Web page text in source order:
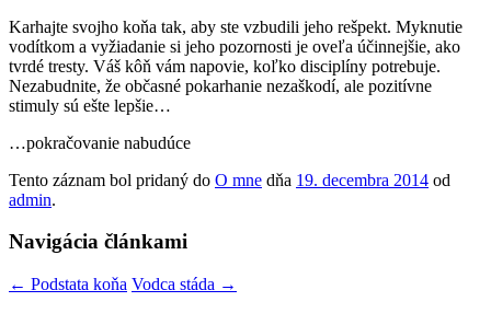
Karhajte svojho koňa tak, aby ste vzbudili jeho rešpekt. Myknutie
vodítkom a vyžiadanie si jeho pozornosti je oveľa účinnejšie, ako
tvrdé tresty. Váš kôň vám napovie, koľko disciplíny potrebuje.
Nezabudnite, že občasné pokarhanie nezaškodí, ale pozitívne
stimuly sú ešte lepšie…
…pokračovanie nabudúce
Tento záznam bol pridaný do O mne dňa 19. decembra 2014 od
admin.
Navigácia článkami
← Podstata koňa Vodca stáda →